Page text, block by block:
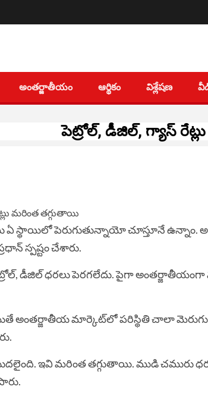
అంతర్జాతీయం ఆర్థికం విశ్లేషణ
పెట్రోల్‌, డీజిల్‌, గ్యాస్
ఏ స్థాయిలో పెరుగుతున్నాయో చూస్తూనే ఉన్నాం.
స్ప‌ష్టం చేశారు.
డీజిల్ ధ‌ర‌లు పెర‌గ‌లేదు. పైగా అంత‌ర్జాతీయంగా
అంత‌ర్జాతీయ మార్కెట్‌లో ప‌రిస్థితి చాలా
ఇవి మ‌రింత త‌గ్గుతాయి. ముడి చ‌మురు